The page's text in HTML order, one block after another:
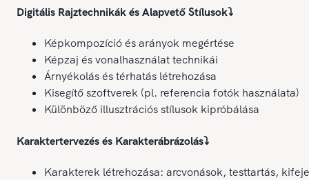
Digitális Rajztechnikák és Alapvető Stílusok⤵️
Képkompozíció és arányok megértése
Képzaj és vonalhasználat technikái
Árnyékolás és térhatás létrehozása
Kisegítő szoftverek (pl. referencia fotók használata)
Különböző illusztrációs stílusok kipróbálása
Karaktertervezés és Karakterábrázolás⤵️
Karakterek létrehozása: arcvonások, testtartás,